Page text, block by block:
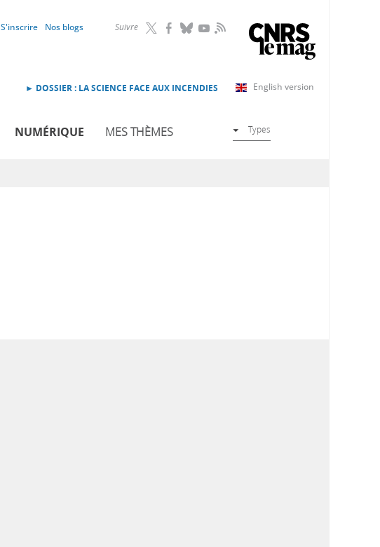
Suivre RSS
S'inscrire Nos blogs
English version
► DOSSIER : LA SCIENCE FACE AUX INCENDIES
NUMÉRIQUE MES THÈMES Types